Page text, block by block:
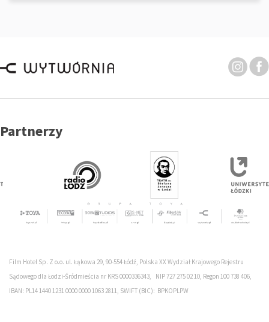
Partnerzy
Film Hotel Sp. Z o.o. ul. Łąkowa 29, 90-554 Łódź, Polska XX Wydział Krajowego Rejestru
Sądowego dla Łodzi-Śródmieścia nr KRS 0000336343, NIP 727 275 02 10, Regon 100 738 406,
IBAN: PL14 1440 1231 0000 0000 1063 2811, SWIFT (BIC): BPKOPLPW